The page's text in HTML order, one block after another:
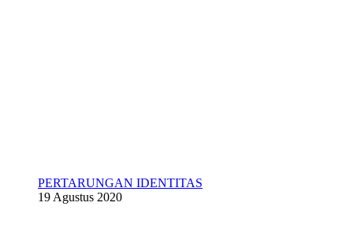
PERTARUNGAN IDENTITAS
19 Agustus 2020